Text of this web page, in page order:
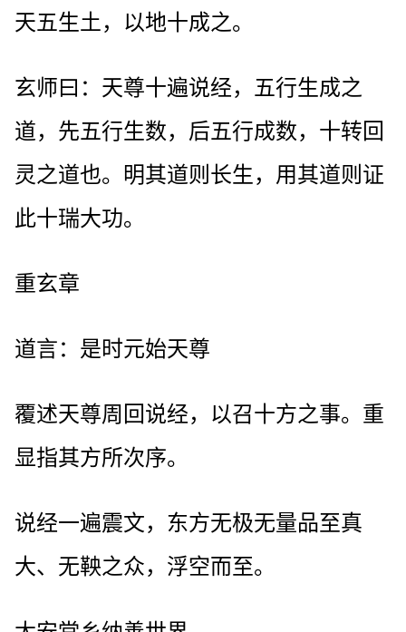
天五生土，以地十成之。
玄师曰：天尊十遍说经，五行生成之
道，先五行生数，后五行成数，十转回
灵之道也。明其道则长生，用其道则证
此十瑞大功。
重玄章
道言：是时元始天尊
覆述天尊周回说经，以召十方之事。重
显指其方所次序。
说经一遍震文，东方无极无量品至真
大、无鞅之众，浮空而至。